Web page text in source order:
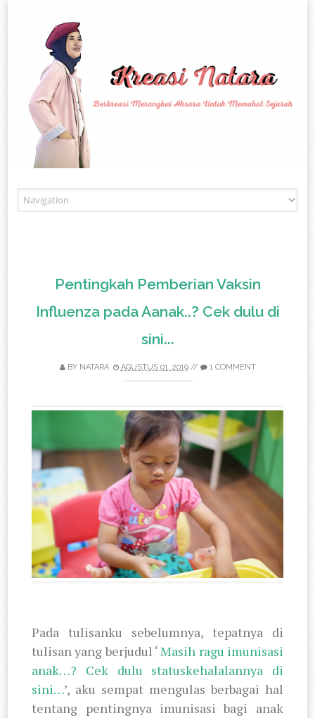
Pentingkah Pemberian Vaksin
Influenza pada Aanak..? Cek dulu di
sini...
BY NATARA AGUSTUS 01, 2019// 1 COMMENT
Pada tulisanku sebelumnya, tepatnya di
tulisan yang berjudul ‘Masih ragu imunisasi
anak…? Cek dulu statuskehalalannya di
sini…’, aku sempat mengulas berbagai hal
tentang pentingnya imunisasi bagi anak